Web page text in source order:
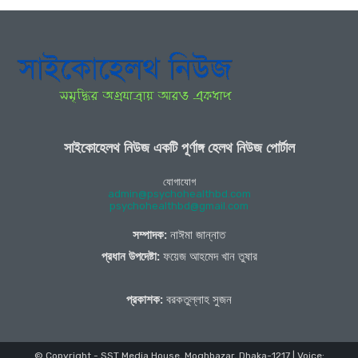
সাইকোহেলথ নিউজ একটি পূর্ণাঙ্গ হেলথ নিউজ পোর্টাল
যোগাযোগ
admin@psychohealthbd.com
psychohealthbd@gmail.com
সম্পাদক: নাঈমা জান্নাত
প্রধান উপদেষ্টা:ফয়েজ আহমেদ খান তুষার
প্রকাশক: বরকতুল্লাহ সুজন
© Copyright - SST Media House, Moghbazar, Dhaka-1217 | Voice: